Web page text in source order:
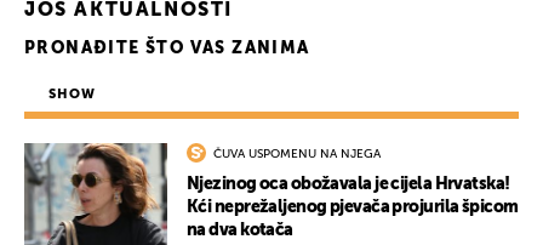
JOŠ AKTUALNOSTI
PRONAĐITE ŠTO VAS ZANIMA
SHOW
ČUVA USPOMENU NA NJEGA
Njezinog oca obožavala je cijela Hrvatska!
Kći neprežaljenog pjevača projurila špicom
na dva kotača